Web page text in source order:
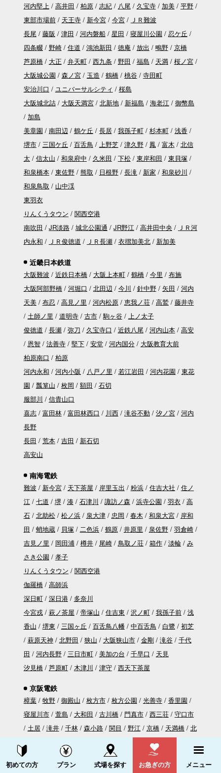
河内堅上
高井田 柏原 志紀 八尾 久宝寺 加美
平野
東部市場前
天王寺 新今宮 今宮
ＪＲ難波
長尾
藤阪 津田 河内磐船 星田 寝屋川公園
忍ケ丘
四条畷
野崎 住道 鴻池新田 徳庵 放出 鴫野
京橋
芦原橋
大正 弁天町 西九条 野田 福島 天満
桜ノ宮
大阪城公園
森ノ宮 玉造 鶴橋 桃谷
寺田町
安治川口
ユニバーサルシティ
桜島
大阪城北詰
大阪天満宮 北新地 新福島 海老江
御幣島
加島
美章園
南田辺 鶴ケ丘 長居 我孫子町 杉本町
浅香
堺市
三国ケ丘 百舌鳥 上野芝 津久野 鳳 富木
北信
太
信太山 和泉府中 久米田 下松 東岸和田
東貝塚
和泉橋本
東佐野 熊取 日根野 長滝 新家
和泉砂川
和泉鳥取
山中渓
東羽衣
りんくうタウン
関西空港
南吹田
JR淡路 城北公園通 JR野江 高井田中央
ＪＲ河
内永和
ＪＲ俊徳道 ＪＲ長瀬 衣摺加美北 新加美
近畿日本鉄道
大阪難波 近鉄日本橋 大阪上本町 鶴橋 今里
布施
大阪阿部野橋
河堀口 北田辺 今川 針中野 矢田
河内
天美
布忍 高見ノ里 河内松原 恵我ノ荘 高鷲
藤井寺
土師ノ里
道明寺 古市 駒ヶ谷
上ノ太子
俊徳道
長瀬 弥刀 久宝寺口 近鉄八尾 河内山本
高安
恩智
法善寺 堅下 安堂 河内国分
大阪教育大前
柏原南口
柏原
河内永和
河内小阪 八戸ノ里 若江岩田 河内花園
東花
園
瓢箪山 枚岡 額田
石切
服部川
信貴山口
喜志
富田林 富田林西口 川西 滝谷不動 汐ノ宮
河内
長野
長田
荒本 吉田
新石切
高安山
南海電鉄
難波 新今宮 天下茶屋 岸里玉出 粉浜 住吉大社
住ノ
江
七道 堺 湊 石津川 諏訪ノ森 浜寺公園 羽衣
高
石
北助松 松ノ浜 泉大津 忠岡 春木 和泉大宮
岸和
田
蛸地蔵 貝塚 二色浜 鶴原 井原里 泉佐野
羽倉崎
吉見ノ里
岡田浦 樽井 尾崎 鳥取ノ荘 箱作 淡輪
み
さき公園
孝子
りんくうタウン
関西空港
伽羅橋
高師浜
深日町
深日港
多奈川
今宮戎
萩ノ茶屋 帝塚山 住吉東 沢ノ町 我孫子前
浅
香山
堺東 三国ヶ丘 百舌鳥八幡 中百舌鳥 白鷺
初芝
萩原天神
北野田 狭山 大阪狭山市 金剛 滝谷
千代
田
河内長野 三日市町 美加の台 千早口
天見
汐見橋
芦原町 木津川 津守 西天下茶屋
京阪電鉄
樟葉 牧野 御殿山 枚方市 枚方公園 光善寺
香里園
寝屋川市
萱島 大和田 古川橋 門真市 西三荘
守口市
土居
滝井 千林 森小路 関目 野江 京橋 天満橋
北
宮之阪
星ヶ丘 郡津 交野市 河内森
なにわ橋
大江橋 渡辺橋 中之島
資料請求する 電話をかける
初めての方 プラン 式場を探す お急ぎの方 メニュー